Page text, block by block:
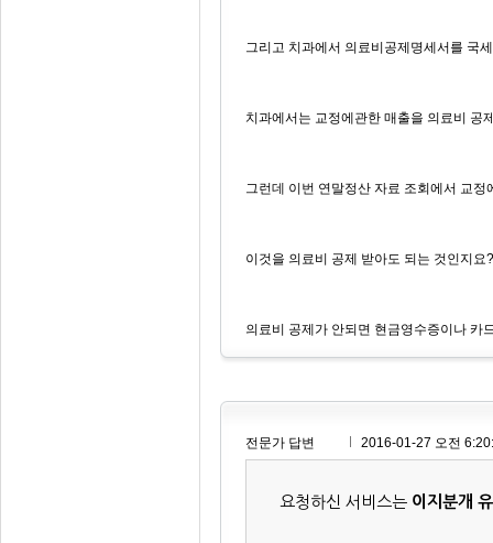
그리고 치과에서 의료비공제명세서를 국
치과에서는 교정에관한 매출을 의료비 공
그런데 이번 연말정산 자료 조회에서 교
이것을 의료비 공제 받아도 되는 것인지요?
의료비 공제가 안되면 현금영수증이나 카
전문가 답변 2016-01-27 오전
요청하신 서비스는 이지분개